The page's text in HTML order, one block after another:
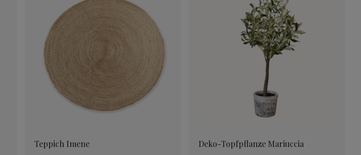
Teppich Imene Deko-Topfpflanze Mariuccia